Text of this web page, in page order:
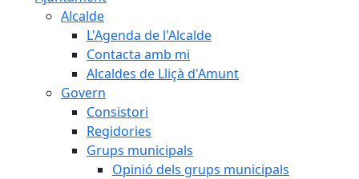
Alcalde
L'Agenda de l'Alcalde
Contacta amb mi
Alcaldes de Lliçà d'Amunt
Govern
Consistori
Regidories
Grups municipals
Opinió dels grups municipals